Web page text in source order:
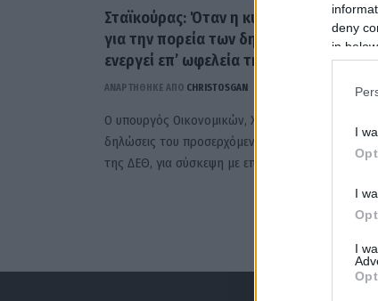
deny
in
I
I
I
Σταϊκούρας: Όταν η κυβέρνηση είναι
για την πορεία των δημόσιων
ενεργεί επ’ ωφελεία της κοινωνίας
ΑΝΑΡΤΗΘΗΚΕ ΑΠΟ CHRISTOSGAN 16 ΣΕΠΤΕΜΒΡΊΟΥ 2021
Ο υπουργός Οικονομικών, Χρήστος Σταϊκούρας σε
δηλώσεις του προσερχόμενος στα γραφεία της
της ΔΕΘ, για σύσκεψη με επιχειρηματίες της…